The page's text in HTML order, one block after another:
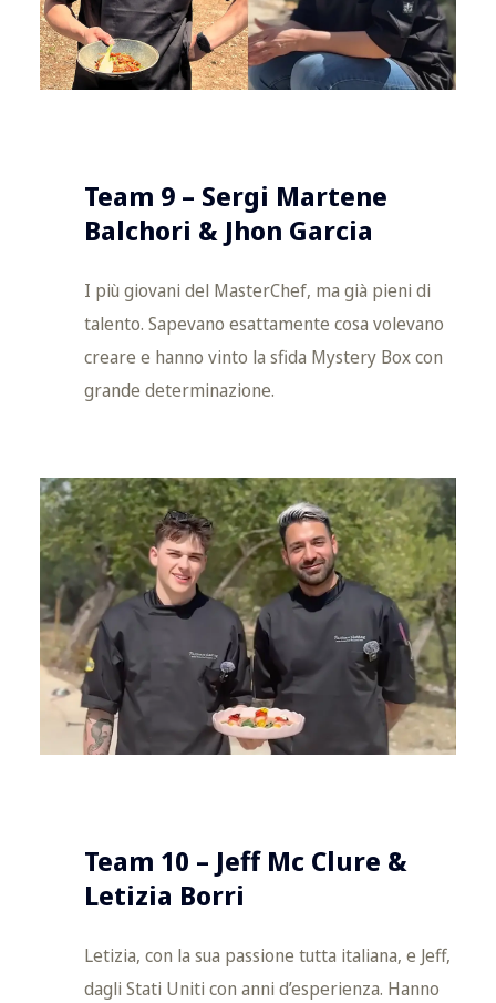
Team 9 – Sergi Martene
Balchori & Jhon Garcia
I più giovani del MasterChef, ma già pieni di
talento. Sapevano esattamente cosa volevano
creare e hanno vinto la sfida Mystery Box con
grande determinazione.
Team 10 – Jeff Mc Clure &
Letizia Borri
Letizia, con la sua passione tutta italiana, e Jeff,
dagli Stati Uniti con anni d’esperienza. Hanno